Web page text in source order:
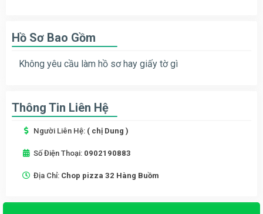
Hồ Sơ Bao Gồm
Không yêu cầu làm hồ sơ hay giấy tờ gì
Thông Tin Liên Hệ
Người Liên Hệ: ( chị Dung )
Số Điện Thoại: 0902190883
Địa Chỉ: Chop pizza 32 Hàng Buồm